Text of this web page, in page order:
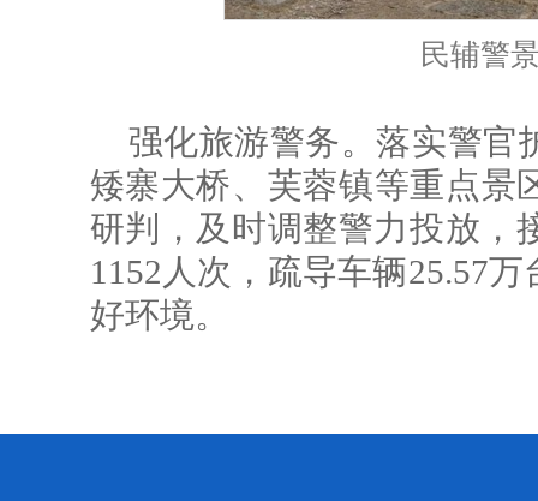
民辅警
强化旅游警务。落实警官
矮寨大桥、芙蓉镇等重点景
研判，及时调整警力投放，
1152人次，疏导车辆25.57
好环境。